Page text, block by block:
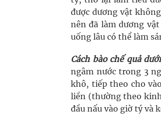
được dương vật
nên đã làm dương
uống lâu có thể làm
Cách bào chế quả
ngâm nước trong 3
khô, tiếp theo cho
liền (thường theo
đầu nấu vào giờ tý và